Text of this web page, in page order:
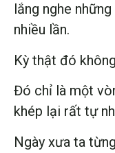
lắng nghe
nhiều lần.
Kỳ thật đó
Đó chỉ là một
khép lại rất tự
Ngày xưa ta